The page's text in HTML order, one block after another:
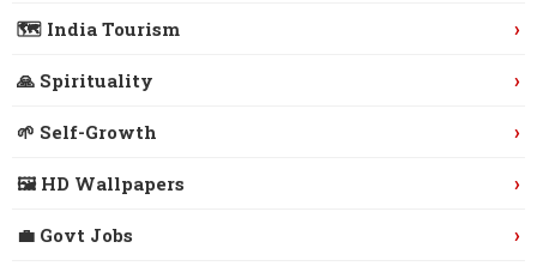
🗺️ India Tourism ›
🙏 Spirituality ›
🌱 Self-Growth ›
🖼️ HD Wallpapers ›
💼 Govt Jobs ›